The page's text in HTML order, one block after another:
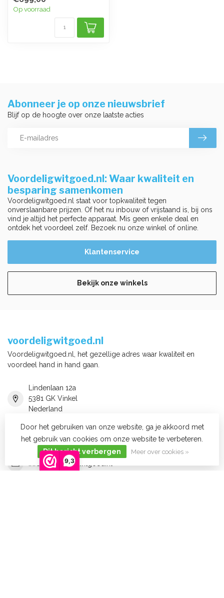
9,3
result...
Op voorraad
Voordeligwitgoed.nl: Waar kwaliteit en
besparing samenkomen
Voordeligwitgoed.nl staat voor topkwaliteit tegen
onverslaanbare prijzen. Of het nu inbouw of vrijstaand is, bij ons
vind je altijd het perfecte apparaat. Mis geen enkele deal en
ontdek het voordeel zelf. Bezoek nu onze winkel of online.
Klantenservice
Bekijk onze winkels
Abonneer je op onze nieuwsbrief
Blijf op de hoogte over onze laatste acties
voordeligwitgoed.nl
Voordeligwitgoed.nl, het gezellige adres waar kwaliteit en
voordeel hand in hand gaan.
Lindenlaan 12a
5381 GK Vinkel
Nederland
(+31) 073-532 0 393
info@voordeligwitgoed.nl
Door het gebruiken van onze website, ga je akkoord met
het gebruik van cookies om onze website te verbeteren.
Dit bericht verbergen
Meer over cookies »